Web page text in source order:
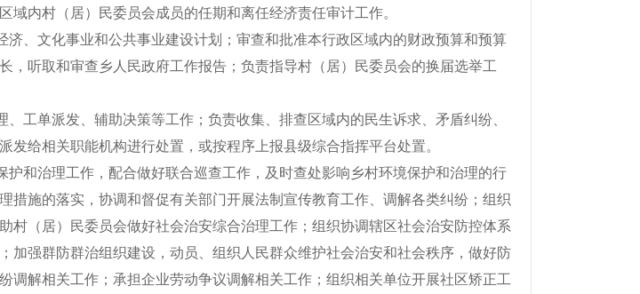
内村（居）民委员会成员的任期和离任经济责任审计工作。
济、文化事业和公共事业建设计划；审查和批准本行政区域内的财政预算和预算
听取和审查乡人民政府工作报告；负责指导村（居）民委员会的换届选举工
工单派发、辅助决策等工作；负责收集、排查区域内的民生诉求、矛盾纠纷、
给相关职能机构进行处置，或按程序上报县级综合指挥平台处置。
护和治理工作，配合做好联合巡查工作，及时查处影响乡村环境保护和治理的行
措施的落实，协调和督促有关部门开展法制宣传教育工作、调解各类纠纷；组织
（居）民委员会做好社会治安综合治理工作；组织协调辖区社会治安防控体系
加强群防群治组织建设，动员、组织人民群众维护社会治安和社会秩序，做好防
解相关工作；承担企业劳动争议调解相关工作；组织相关单位开展社区矫正工